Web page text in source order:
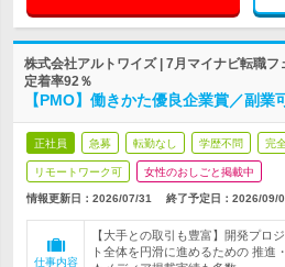
株式会社アルトワイズ | 7月マイナビ転職
定着率92％
【PMO】働きかた優良企業賞／副
正社員 急募 転勤なし 学歴不問 完
リモートワーク可 女性のおしごと掲載中
情報更新日：2026/07/31 終了予定日： 2026/09/
仕事内容
【大手との取引も豊富】開発プロ
ト全体を円滑に進めるための 推進